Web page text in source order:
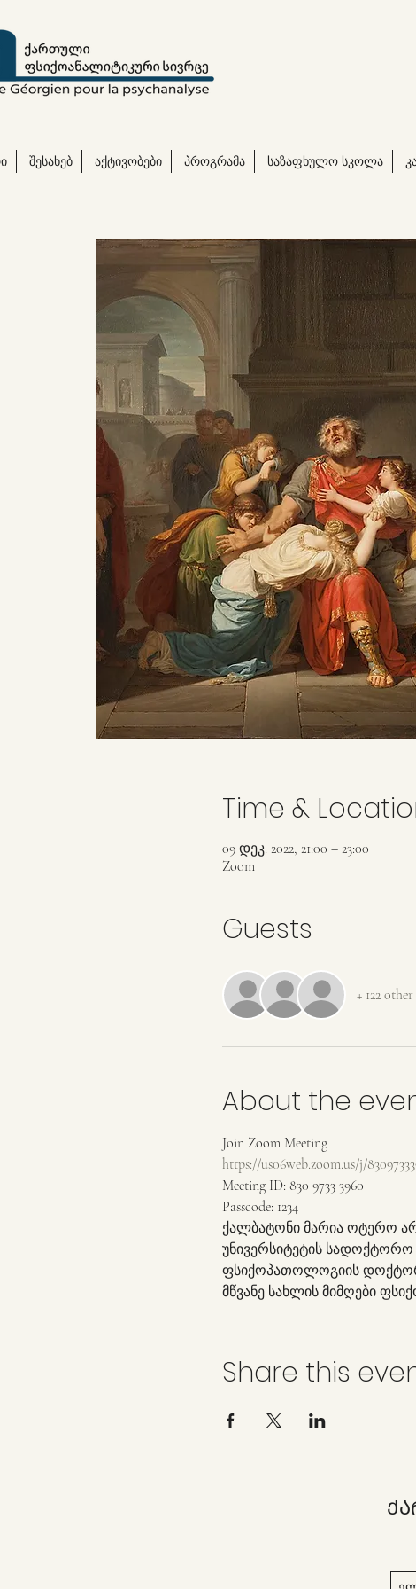
შესახებ აქტივობები პროგრამა საზაფხულო სკოლა
Time &
09 დეკ. 2022, 21:00 – 23:00
Zoom
Guests
+ 122
About the
Join Zoom Meeting
https://us06web.zoom.us/j/
Meeting ID: 830 9733 3960
Passcode: 1234
ქალბატონი მარია ოტერო
უნივერსიტეტის
ფსიქოპათოლოგიის
მწვანე სახლის მიმღები
Share this